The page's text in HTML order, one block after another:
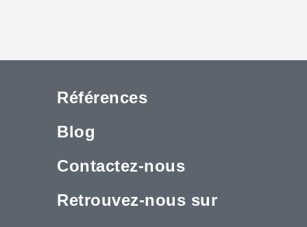
Références
Blog
Contactez-nous
Retrouvez-nous sur